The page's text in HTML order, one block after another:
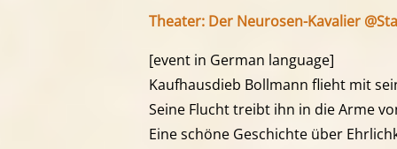
Theater: Der Neurosen-Kavalier
[event in German language]
Kaufhausdieb Bollmann flieht mit
Seine Flucht treibt ihn in die Arme
Eine schöne Geschichte über